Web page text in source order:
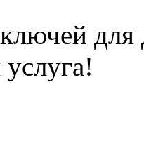
ключей